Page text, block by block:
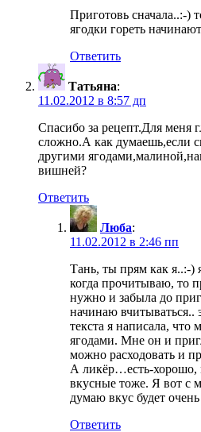
Приготовь сначала..:-)
ягодки гореть
Ответить
Татьяна:
11.02.2012 в 8:57 дп
Спасибо за рецепт.Для меня
сложно.А как думаешь,если
другими
вишней?
Ответить
Люба:
11.02.2012 в 2:46 пп
Тань, ты прям как я..:-)
когда прочитываю, то
нужно и забыла до
начинаю вчитываться..
текста я написала,
ягодами. Мне он и
можно расходовать и
А ликёр…есть-хорошо,
вкусные тоже. Я вот с
думаю вкус будет
Ответить